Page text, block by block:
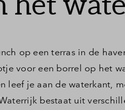
check
op een terras in de
voor een borrel op het
leef je aan de waterkant,
bestaat uit